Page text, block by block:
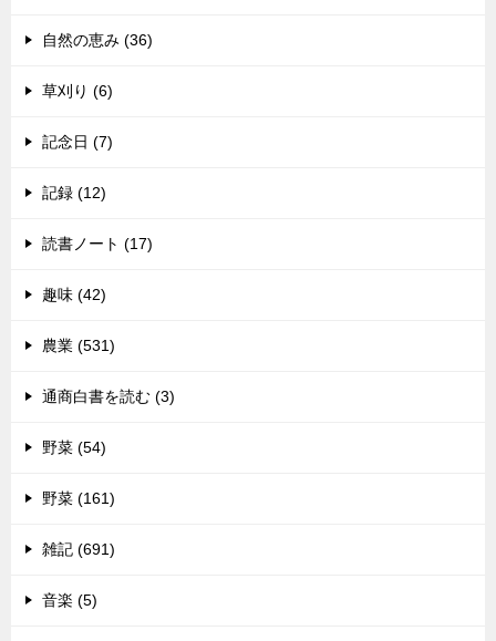
自然の恵み (36)
草刈り (6)
記念日 (7)
記録 (12)
読書ノート (17)
趣味 (42)
農業 (531)
通商白書を読む (3)
野菜 (54)
野菜 (161)
雑記 (691)
音楽 (5)